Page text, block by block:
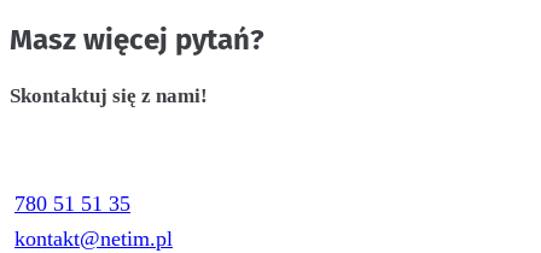
Masz więcej pytań?
Skontaktuj się z nami!
780 51 51 35
kontakt@netim.pl